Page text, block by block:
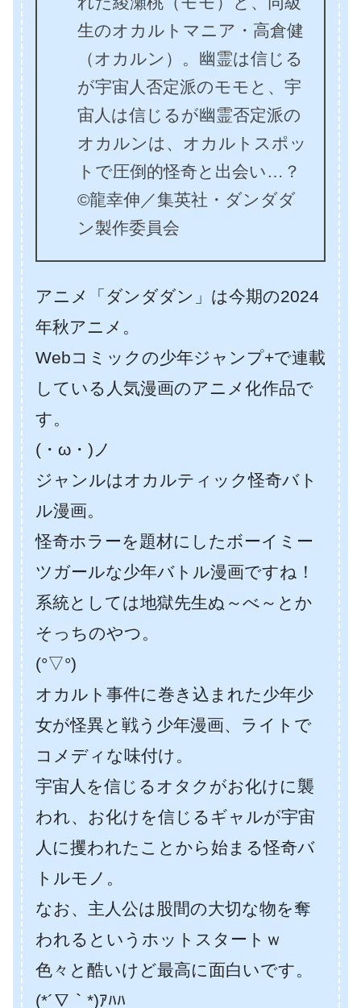
生のオカルトマニア・高倉健
（オカルン）。幽霊は信じる
が宇宙人否定派のモモと、宇
宙人は信じるが幽霊否定派の
オカルンは、オカルトスポッ
トで圧倒的怪奇と出会い…？
©龍幸伸／集英社・ダンダダ
ン製作委員会
アニメ「ダンダダン」は今期の2024
年秋アニメ。
Webコミックの少年ジャンプ+で連載
している人気漫画のアニメ化作品で
す。
(・ω・)ノ
ジャンルはオカルティック怪奇バト
ル漫画。
怪奇ホラーを題材にしたボーイミー
ツガールな少年バトル漫画ですね！
系統としては地獄先生ぬ～べ～とか
そっちのやつ。
(°▽°)
オカルト事件に巻き込まれた少年少
女が怪異と戦う少年漫画、ライトで
コメディな味付け。
宇宙人を信じるオタクがお化けに襲
われ、お化けを信じるギャルが宇宙
人に攫われたことから始まる怪奇バ
トルモノ。
なお、主人公は股間の大切な物を奪
われるというホットスタートｗ
色々と酷いけど最高に面白いです。
(*´∇｀*)ｱﾊﾊ